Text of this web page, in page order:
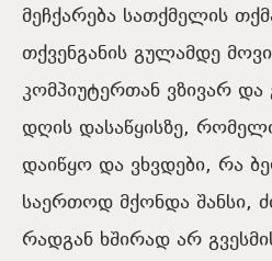
მეჩქარება სათქმელის
თქვენგანის გულამდე
კომპიუტერთან ვზივარ და
დღის დასაწყისზე,
დაიწყო და ვხვდები, რა
საერთოდ მქონდა შანსი,
რადგან ხშირად არ